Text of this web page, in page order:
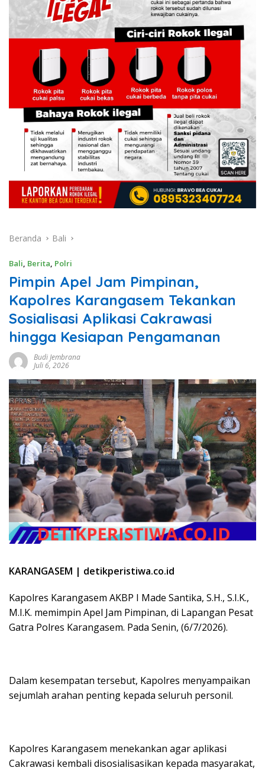
Beranda Bali
Bali, Berita, Polri
Pimpin Apel Jam Pimpinan,
Kapolres Karangasem Tekankan
Sosialisasi Aplikasi Cakrawasi
hingga Kesiapan Pengamanan
Budi Jembrana
Juli 6, 2026
KARANGASEM | detikperistiwa.co.id
Kapolres Karangasem AKBP I Made Santika, S.H., S.I.K.,
M.I.K. memimpin Apel Jam Pimpinan, di Lapangan Pesat
Gatra Polres Karangasem. Pada Senin, (6/7/2026).
Dalam kesempatan tersebut, Kapolres menyampaikan
sejumlah arahan penting kepada seluruh personil.
Kapolres Karangasem menekankan agar aplikasi
Cakrawasi kembali disosialisasikan kepada masyarakat,